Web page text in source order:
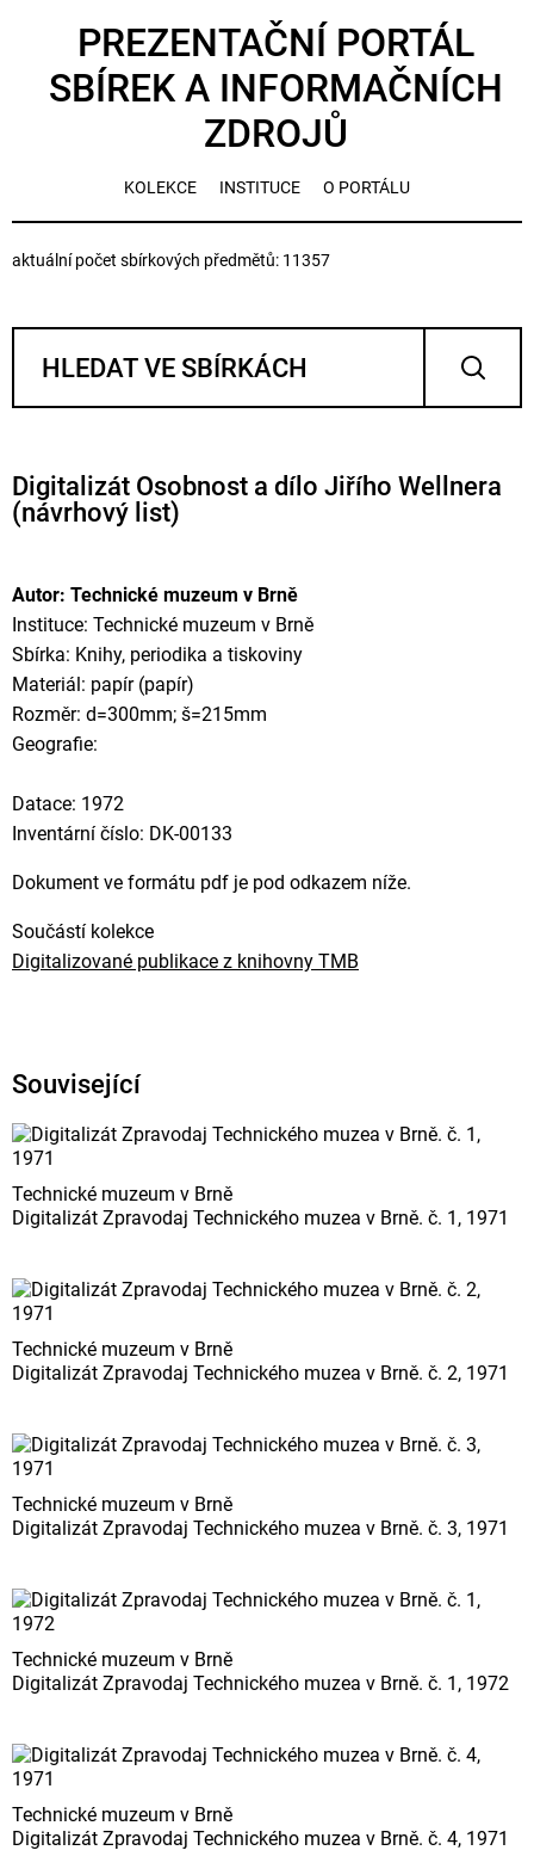
PREZENTAČNÍ PORTÁL
SBÍREK A INFORMAČNÍCH
ZDROJŮ
KOLEKCE INSTITUCE O PORTÁLU
aktuální počet sbírkových předmětů: 11357
Digitalizát Osobnost a dílo Jiřího Wellnera
(návrhový list)
Autor: Technické muzeum v Brně
Instituce: Technické muzeum v Brně
Sbírka: Knihy, periodika a tiskoviny
Materiál: papír (papír)
Rozměr: d=300mm; š=215mm
Geografie:
Datace: 1972
Inventární číslo: DK-00133
Dokument ve formátu pdf je pod odkazem níže.
Součástí kolekce
Digitalizované publikace z knihovny TMB
Související
Technické muzeum v Brně
Digitalizát Zpravodaj Technického muzea v Brně. č. 1, 1971
Technické muzeum v Brně
Digitalizát Zpravodaj Technického muzea v Brně. č. 2, 1971
Technické muzeum v Brně
Digitalizát Zpravodaj Technického muzea v Brně. č. 3, 1971
Technické muzeum v Brně
Digitalizát Zpravodaj Technického muzea v Brně. č. 1, 1972
Technické muzeum v Brně
Digitalizát Zpravodaj Technického muzea v Brně. č. 4, 1971